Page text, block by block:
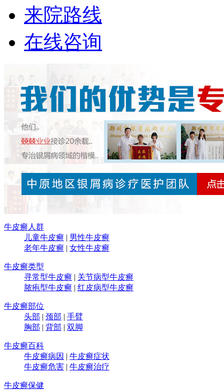
来院路线
在线咨询
牛皮癣人群
儿童牛皮癣 | 男性牛皮癣
老年牛皮癣 | 女性牛皮癣
牛皮癣类型
寻常型牛皮癣 | 关节病型牛皮癣
脓疱型牛皮癣 | 红皮病型牛皮癣
牛皮癣部位
头部 | 颈部 | 手臂
胸部 | 背部 | 双脚
牛皮癣百科
牛皮癣病因 | 牛皮癣症状
牛皮癣危害 | 牛皮癣治疗
牛皮癣保健